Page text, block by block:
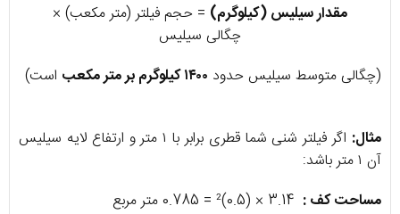
مقدار سیلیس (کیلوگرم) = حجم فیلتر (متر مکعب) ×
چگالی سیلیس
(چگالی متوسط سیلیس حدود ۱۴۰۰ کیلوگرم بر متر مکعب است)
مثال:
اگر فیلتر شنی شما قطری برابر با ۱ متر و ارتفاع لایه سیلیس
آن ۱ متر باشد:
مساحت کف :